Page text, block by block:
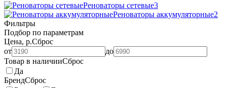
Реноваторы сетевые3
Реноваторы аккумуляторные2
Фильтры
Подбор по параметрам
Цена, р.Сброс
от
до
Товар в наличииСброс
Да
БрендСброс